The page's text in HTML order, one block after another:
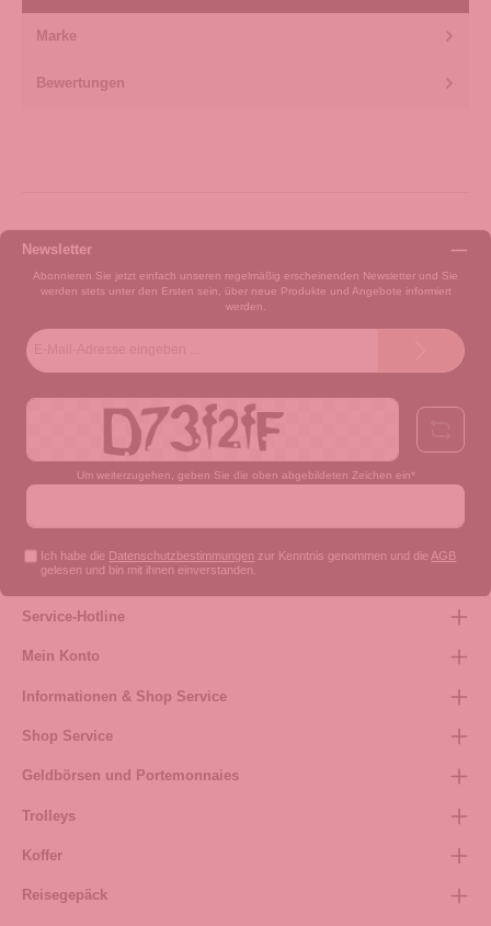
Marke
Bewertungen
Newsletter
Abonnieren Sie jetzt einfach unseren regelmäßig erscheinenden Newsletter und Sie
werden stets unter den Ersten sein, über neue Produkte und Angebote informiert
werden.
Um weiterzugehen, geben Sie die oben abgebildeten Zeichen ein*
Ich habe die Datenschutzbestimmungen zur Kenntnis genommen und die AGB
gelesen und bin mit ihnen einverstanden.
Service-Hotline
Mein Konto
Informationen & Shop Service
Shop Service
Geldbörsen und Portemonnaies
Trolleys
Koffer
Reisegepäck